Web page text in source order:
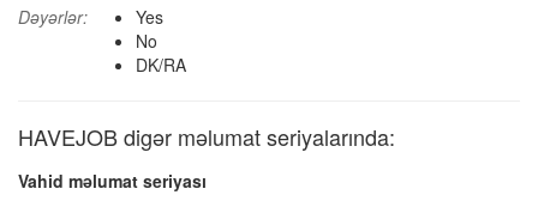
Dəyərlər:
Yes
No
DK/RA
HAVEJOB digər məlumat seriyalarında:
Vahid məlumat seriyası